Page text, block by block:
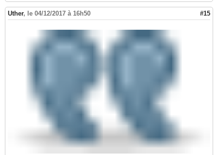
Uther, le 04/12/2017 à 16h50 #15